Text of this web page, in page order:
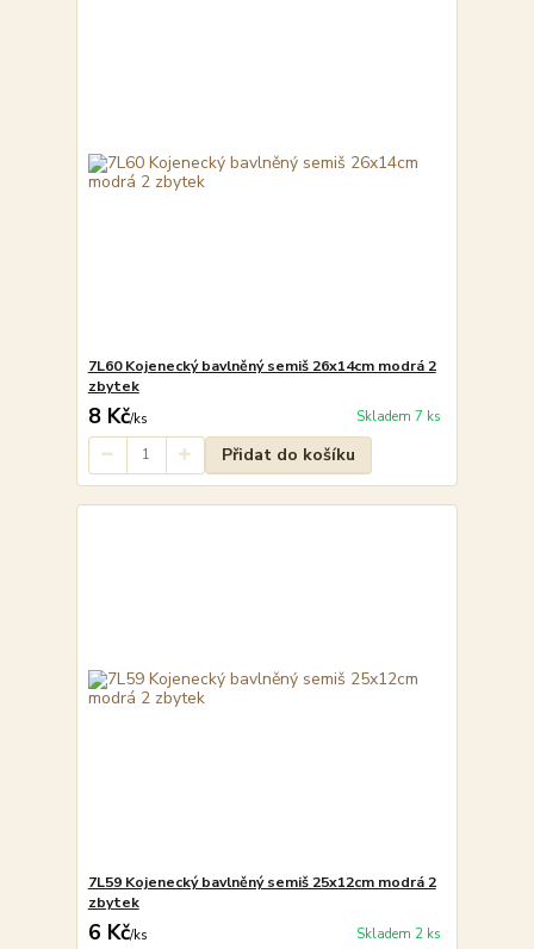
7L60 Kojenecký bavlněný semiš 26x14cm modrá 2
zbytek
8 Kč/ks Skladem 7 ks
Přidat do košíku
7L59 Kojenecký bavlněný semiš 25x12cm modrá 2
zbytek
6 Kč/ks Skladem 2 ks